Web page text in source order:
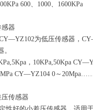
600、1000、1600KPa
器
为低压传感器，
，10KPa,50Kpa
CY—YZ104 0～
传感器